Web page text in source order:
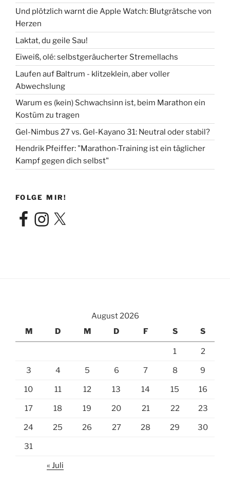
Und plötzlich warnt die Apple Watch: Blutgrätsche von
Herzen
Laktat, du geile Sau!
Eiweiß, olé: selbstgeräucherter Stremellachs
Laufen auf Baltrum - klitzeklein, aber voller
Abwechslung
Warum es (kein) Schwachsinn ist, beim Marathon ein
Kostüm zu tragen
Gel-Nimbus 27 vs. Gel-Kayano 31: Neutral oder stabil?
Hendrik Pfeiffer: "Marathon-Training ist ein täglicher
Kampf gegen dich selbst"
FOLGE MIR!
FacebookInstagram
X
August 2026
M
D M D F S S
1 2
3 4 5 6 7 8 9
10 11 12 13 14 15 16
17 18 19 20 21 22 23
24 25 26 27 28 29 30
31
« Juli